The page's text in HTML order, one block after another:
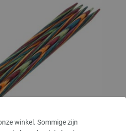
winkel. Sommige zijn